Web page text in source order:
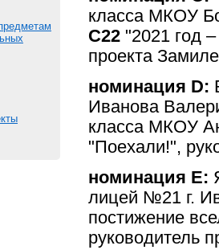
класса МКОУ
С22 "2021 год
проекта
номинация D:
Иванова
класса МКОУ
"Поехали!",
номинация E:
лицей №21 г.
постижение
руководитель